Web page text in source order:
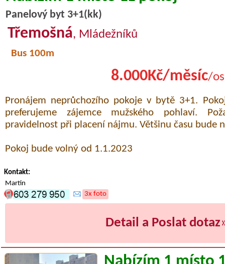
Panelový byt 3+1(kk)
Třemošná, Mládežníků
Bus 100m
8.000Kč/měsíc/
Pronájem neprůchozího pokoje v bytě 3+1.
preferujeme zájemce mužského pohlaví.
pravidelnost při placení nájmu. Většinu času bude
Pokoj bude volný od 1.1.2023
Kontakt:
Martin
3x foto
Detail a Poslat dotaz